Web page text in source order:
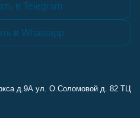
в Telegram
в Whatsapp
д.9А ул. О.Соломовой д. 82 ТЦ